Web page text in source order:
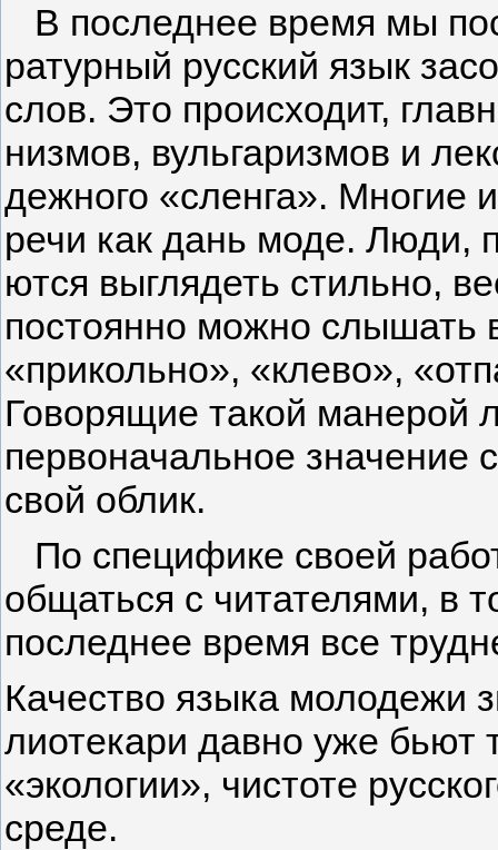
В последнее время мы
ратурный русский язык
слов. Это происходит,
низмов, вульгаризмов и
дежного «сленга». Многие
речи как дань моде. Люди,
ются выглядеть стильно,
постоянно можно слышать
«прикольно», «клево»,
Говорящие такой манерой
первоначальное значение
свой облик.
По специфике своей
общаться с читателями, в
последнее время все
Качество языка молодежи
лиотекари давно уже бьют
«экологии», чистоте
среде.